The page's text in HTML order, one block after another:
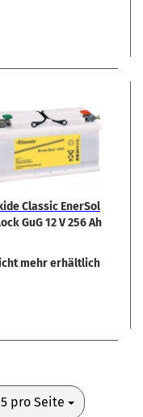
Clas­sic En­er­Sol
GuG 12 V 256 Ah
mehr erhältlich
pro Seite
Seite